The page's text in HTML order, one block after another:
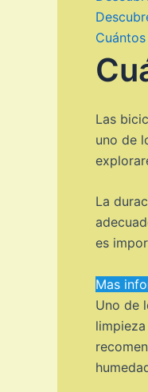
Las
uno de
La
es
Mas
Uno de